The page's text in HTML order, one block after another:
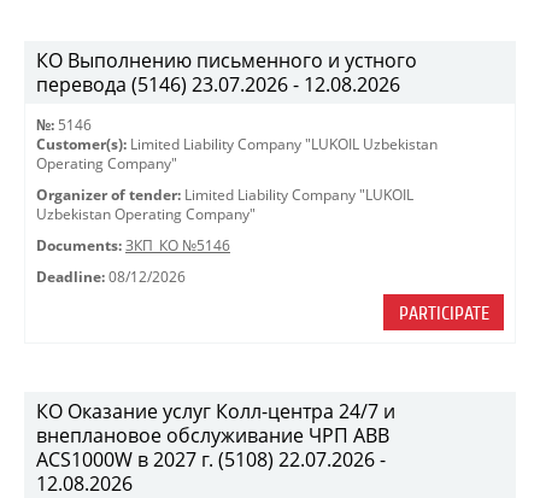
КО Выполнению письменного и устного
перевода (5146) 23.07.2026 - 12.08.2026
№: 5146
Customer(s): Limited Liability Company "LUKOIL Uzbekistan
Operating Company"
Organizer of tender: Limited Liability Company "LUKOIL
Uzbekistan Operating Company"
Documents: ЗКП_КО №5146
Deadline: 08/12/2026
PARTICIPATE
КО Оказание услуг Колл-центра 24/7 и
внеплановое обслуживание ЧРП АВВ
ACS1000W в 2027 г. (5108) 22.07.2026 -
12.08.2026